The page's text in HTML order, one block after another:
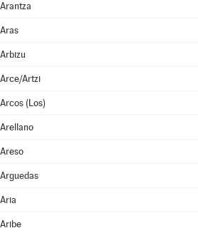
Arantza
Aras
Arbizu
Arce/Artzi
Arcos (Los)
Arellano
Areso
Arguedas
Aria
Aribe